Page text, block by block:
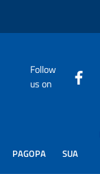
Follow
us on
PAGOPA SUA